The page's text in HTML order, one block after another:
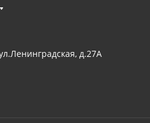
д.27А